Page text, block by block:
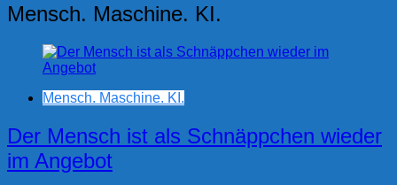
Mensch. Maschine. KI.
Mensch. Maschine. KI.
Der Mensch ist als Schnäppchen wieder
im Angebot